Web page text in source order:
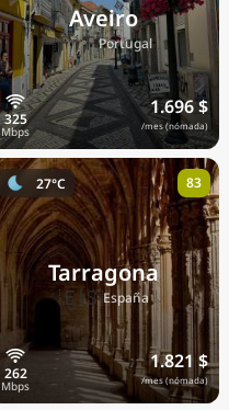
Aveiro
🇵🇹Portugal
1.696 $
/mes (nómada)
Tarragona
🇪🇸España
1.821 $
/mes (nómada)
27°C 83